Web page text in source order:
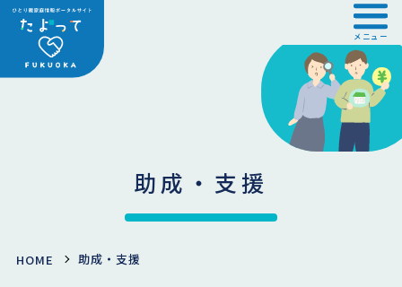
メニュー
助成・支援
HOME 助成・支援